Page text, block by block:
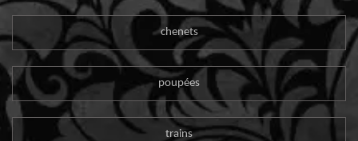
chenets
poupées
trains